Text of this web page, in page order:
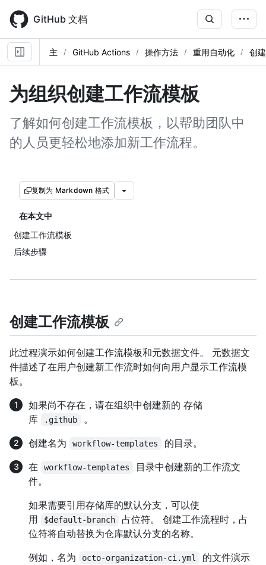
main
content
GitHub 文档
主 GitHub Actions 操作方法 重用自动化 创
为组织创建工作流模板
了解如何创建工作流模板，以帮助团队中
的人员更轻松地添加新工作流程。
复制为 Markdown 格式
在本文中
创建工作流模板
后续步骤
创建工作流模板
此过程演示如何创建工作流模板和元数据文件。 元数据文
件描述了在用户创建新工作流时如何向用户显示工作流模
板。
如果尚不存在，请在组织中创建新的 存储
库
.github
。
创建名为
workflow-templates
的目录。
在
workflow-templates
目录中创建新的工作流文
件。
如果需要引用存储库的默认分支，可以使
用
$default-branch
占位符。 创建工作流程时，占
位符将自动替换为仓库默认分支的名称。
例如，名为
octo-organization-ci.yml
的文件演示